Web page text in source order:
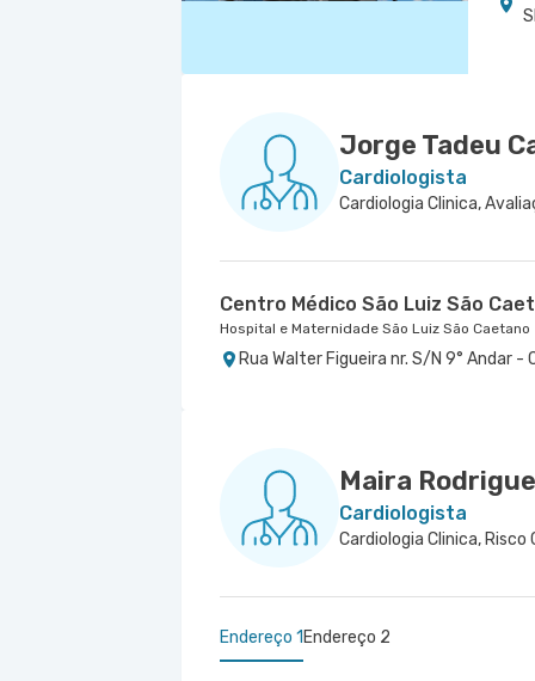
Jorge Tadeu
Cardiologista
Centro Médico São Luiz São
Hospital e Maternidade São Luiz São Caetano
Rua Walter Figueira nr. S/N 9° Andar
Maira
Cardiologista
Endereço 1 Endereço 2